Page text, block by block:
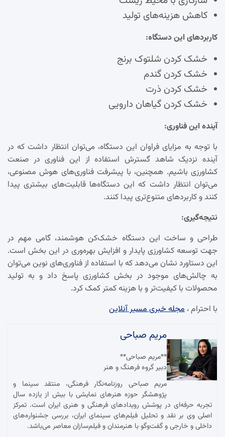
کاهش هزینه‌های تولید
کاربردهای این دستگاه:
خشک کردن شلتوک برنج
خشک کردن گندم
خشک کردن ذرت
خشک کردن گیاهان دارویی
آینده این فناوری:
با توجه به مزایای فراوان این دستگاه، می‌توان انتظار داشت که در
آینده نزدیک شاهد گسترش استفاده از این فناوری در صنعت
کشاورزی باشیم. همچنین، با پیشرفت فناوری‌های هوش مصنوعی،
می‌توان انتظار داشت که این دستگاه‌ها قابلیت‌های بیشتری پیدا
کنند و کاربردهای متنوع‌تری پیدا کنند.
نتیجه‌گیری:
طراحی و ساخت این دستگاه خشک‌کن هوشمند، گامی مهم در
جهت توسعه کشاورزی پایدار و افزایش بهره‌وری در این بخش است.
این دستاورد نشان می‌دهد که با استفاده از فناوری‌های نوین می‌توان
به چالش‌های موجود در بخش کشاورزی پاسخ داد و به تولید
محصولات با کیفیت‌تر و با هزینه کمتر کمک کرد.
با احترام ، مجله خبری مسیر آنلاین
مریم صباحی
**مریم صباحی**
دبیر گروه فرهنگ و هنر
مریم صباحی روزنامه‌نگار فرهنگی، منتقد سینما و
پژوهشگر حوزه هنرهای نمایشی با بیش از یازده سال
تجربه حرفه‌ای در پوشش رویدادهای فرهنگی و هنری ایران است. تمرکز
اصلی وی بر نقد و تحلیل فیلم‌های سینمای ایران، بررسی جشنواره‌های
داخلی و خارجی و گفت‌وگو با هنرمندان و فیلم‌سازان معاصر می‌باشد.